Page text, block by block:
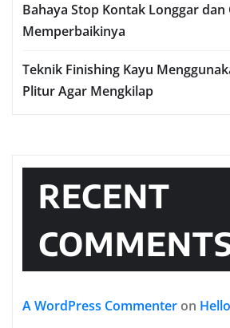
Bahaya Stop Kontak Longgar dan
Memperbaikinya
Teknik Finishing Kayu
Plitur Agar Mengkilap
RECENT
A WordPress Commenter on